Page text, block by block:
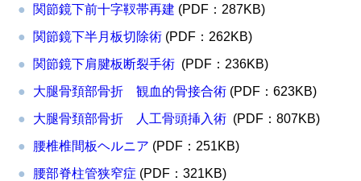
関節鏡下前十字靫帯再建 (PDF：287KB)
関節鏡下半月板切除術 (PDF：262KB)
関節鏡下肩腱板断裂手術 (PDF：236KB)
大腿骨頚部骨折 観血的骨接合術 (PDF：623KB)
大腿骨頚部骨折 人工骨頭挿入術 (PDF：807KB)
腰椎椎間板ヘルニア (PDF：251KB)
腰部脊柱管狭窄症 (PDF：321KB)